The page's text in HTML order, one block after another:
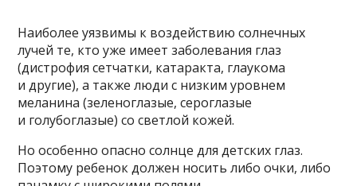
Наиболее уязвимы к воздействию солнечных
лучей те, кто уже имеет заболевания глаз
(дистрофия сетчатки, катаракта, глаукома
и другие), а также люди с низким уровнем
меланина (зеленоглазые, сероглазые
и голубоглазые) со светлой кожей.
Но особенно опасно солнце для детских глаз.
Поэтому ребенок должен носить либо очки, либо